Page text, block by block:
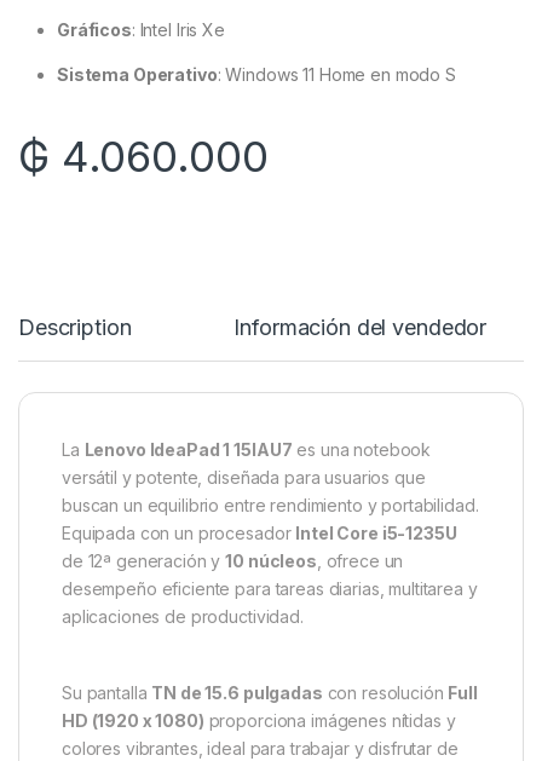
Gráficos: Intel Iris Xe
Sistema Operativo:Windows 11 Home en modo S
₲ 4.060.000
Description Información del vendedor
La Lenovo IdeaPad 1 15IAU7 es una notebook
versátil y potente, diseñada para usuarios que
buscan un equilibrio entre rendimiento y portabilidad.
Equipada con un procesador Intel Core i5-1235U
de 12ª generación y10 núcleos , ofrece un
desempeño eficiente para tareas diarias, multitarea y
aplicaciones de productividad.
Su pantalla TN de 15.6 pulgadas con resolución Full
HD (1920 x 1080) proporciona imágenes nítidas y
colores vibrantes, ideal para trabajar y disfrutar de